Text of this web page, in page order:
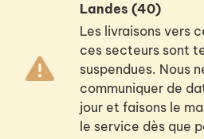
Landes (40)
Les livraisons vers
ces secteurs sont
suspendues. Nous
communiquer de
jour et faisons le
le service dès que